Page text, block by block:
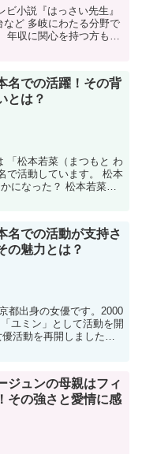
小説『はっさい先生』
ど 多岐にわたる分野で
年収に関心を持つ方も多
名での活躍！その背
とは？
「松本若菜（まつもと わ
で活動しています。 松本
になった？ 松本若菜さ
名での活動が支持さ
の魅力とは？
都出身の女優です。2000
ユミン」として活動を開
活動を再開しました。
ジュンの母親はフィ
その強さと愛情に感